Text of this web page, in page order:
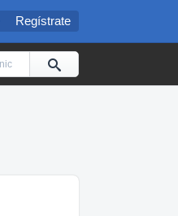
Regístrate